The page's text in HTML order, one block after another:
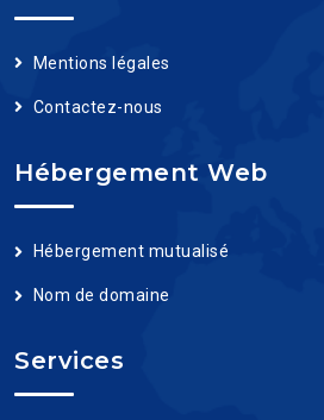
Mentions légales
Contactez-nous
Hébergement Web
Hébergement mutualisé
Nom de domaine
Services